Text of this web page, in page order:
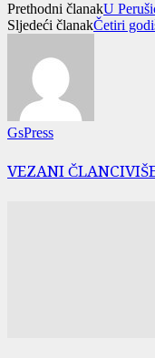
Prethodni članakU
Sljedeći članakČetiri
GsPress
VEZANI ČLANCI